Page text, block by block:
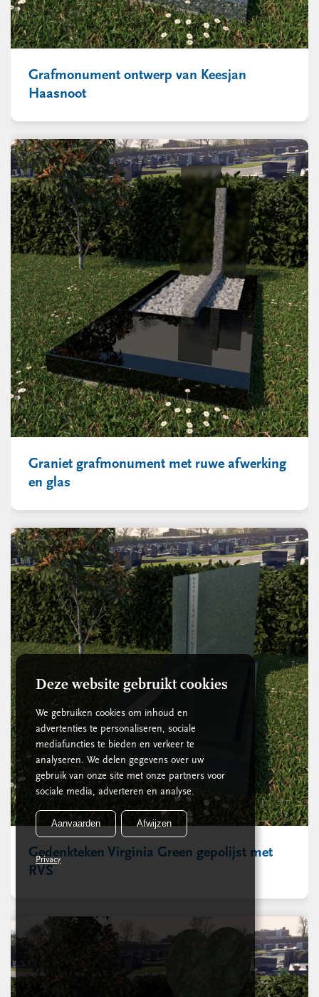
Grafmonument ontwerp van Keesjan
Haasnoot
Graniet grafmonument met ruwe afwerking
en glas
Gedenkteken Virginia Green gepolijst met
RVS
Deze website gebruikt cookies
We gebruiken cookies om inhoud en
advertenties te personaliseren, sociale
mediafuncties te bieden en verkeer te
analyseren. We delen gegevens over uw
gebruik van onze site met onze partners voor
sociale media, adverteren en analyse.
Aanvaarden Afwijzen
Privacy